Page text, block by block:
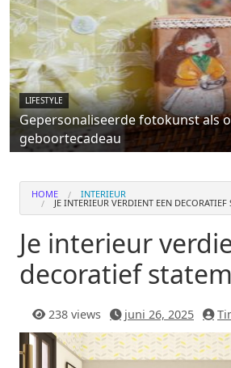
LIFESTYLE
Gepersonaliseerde fotokunst als
geboortecadeau
HOME INTERIEUR
JE INTERIEUR VERDIENT EEN DECORATIEF
Je interieur
decoratief
238 views juni 26, 2025